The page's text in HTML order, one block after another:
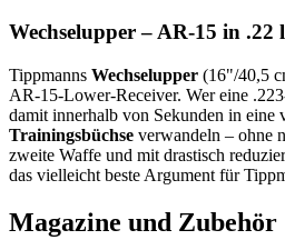
Wechselupper – AR-15 in .22
Tippmanns Wechselupper (16"/40,5
AR-15-Lower-Receiver. Wer eine
damit innerhalb von Sekunden in eine
Trainingsbüchse verwandeln – ohne
zweite Waffe und mit drastisch
das vielleicht beste Argument für
Magazine und Zubehör